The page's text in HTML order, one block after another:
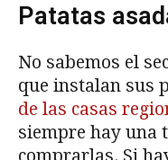
Patatas
No sabemos el
que instalan sus
de las casas
siempre hay una